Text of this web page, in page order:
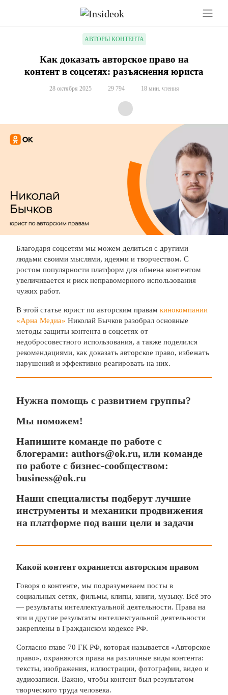
АВТОРЫ КОНТЕНТА
Как доказать авторское право на
контент в соцсетях: разъяснения юриста
28 октября 2025 29 794 18 мин. чтения
Благодаря соцсетям мы можем делиться с другими
людьми своими мыслями, идеями и творчеством. С
ростом популярности платформ для обмена контентом
увеличивается и риск неправомерного использования
чужих работ.
В этой статье юрист по авторским правам кинокомпании
«Арна Медиа» Николай Бычков разобрал основные
методы защиты контента в соцсетях от
недобросовестного использования, а также поделился
рекомендациями, как доказать авторское право, избежать
нарушений и эффективно реагировать на них.
Нужна помощь с развитием группы?
Мы поможем!
Напишите команде по работе с
блогерами: authors@ok.ru, или команде
по работе с бизнес-сообществом:
business@ok.ru
Наши специалисты подберут лучшие
инструменты и механики продвижения
на платформе под ваши цели и задачи
Какой контент охраняется авторским правом
Говоря о контенте, мы подразумеваем посты в
социальных сетях, фильмы, клипы, книги, музыку. Всё это
— результаты интеллектуальной деятельности. Права на
эти и другие результаты интеллектуальной деятельности
закреплены в Гражданском кодексе РФ.
Согласно главе 70 ГК РФ, которая называется «Авторское
право», охраняются права на различные виды контента:
тексты, изображения, иллюстрации, фотографии, видео и
аудиозаписи. Важно, чтобы контент был результатом
творческого труда человека.